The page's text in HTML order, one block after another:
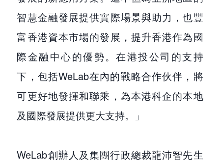
智慧金融發展提供實際場景與助力，也豐
富香港資本市場的發展，提升香港作為國
際金融中心的優勢。在港投公司的支持
下，包括WeLab在內的戰略合作伙伴，將
可更好地發揮和聯乘，為本港科企的本地
及國際發展提供更大支持。」
WeLab創辦人及集團行政總裁龍沛智先生